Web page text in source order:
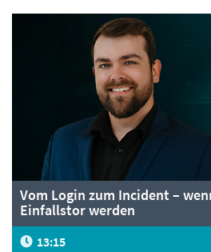
Vom Login zum Incident –
Einfallstor werden
13:15